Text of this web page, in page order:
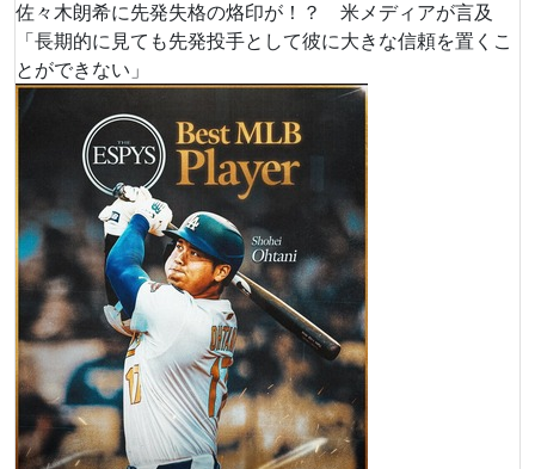
佐々木朗希に先発失格の烙印が！？ 米メディアが言及
「長期的に見ても先発投手として彼に大きな信頼を置くこ
とができない」